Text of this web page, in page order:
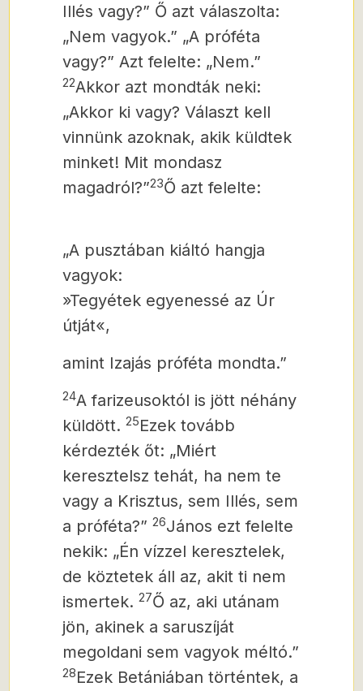
Illés vagy?” Ő azt válaszolta:
„Nem vagyok.” „A próféta
vagy?” Azt felelte: „Nem.”
22Akkor azt mondták neki:
„Akkor ki vagy? Választ kell
vinnünk azoknak, akik küldtek
minket! Mit mondasz
magadról?”23Ő azt felelte:
„A pusztában kiáltó hangja
vagyok:
»Tegyétek egyenessé az Úr
útját«,
amint Izajás próféta mondta.”
24A farizeusoktól is jött néhány
küldött. 25Ezek tovább
kérdezték őt: „Miért
keresztelsz tehát, ha nem te
vagy a Krisztus, sem Illés, sem
a próféta?” 26János ezt felelte
nekik: „Én vízzel keresztelek,
de köztetek áll az, akit ti nem
ismertek. 27Ő az, aki utánam
jön, akinek a saruszíját
megoldani sem vagyok méltó.”
28Ezek Betániában történtek, a